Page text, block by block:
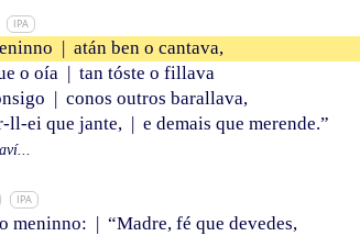
IPA
| atán ben o cantava,
o oía | tan tóste o fillava
| conos outros barallava,
ll-ei que jante, | e demais que merende.”
IPA
meninno: | “Madre, fé que devedes,